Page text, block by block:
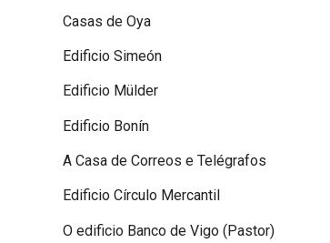
Casas de Oya
Edificio Simeón
Edificio Mülder
Edificio Bonín
A Casa de Correos e Telégrafos
Edificio Círculo Mercantil
O edificio Banco de Vigo (Pastor)